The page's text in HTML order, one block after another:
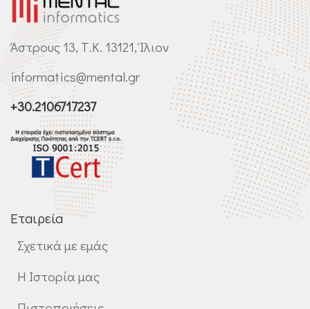
Άστρους 13, Τ.Κ. 13121, Ίλιον
informatics@mental.gr
+30.2106717237
Εταιρεία
Σχετικά με εμάς
Η Ιστορία μας